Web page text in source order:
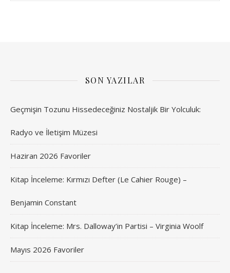
SON YAZILAR
Geçmişin Tozunu Hissedeceğiniz Nostaljik Bir Yolculuk:
Radyo ve İletişim Müzesi
Haziran 2026 Favoriler
Kitap İnceleme: Kırmızı Defter (Le Cahier Rouge) –
Benjamin Constant
Kitap İnceleme: Mrs. Dalloway’in Partisi – Virginia Woolf
Mayıs 2026 Favoriler